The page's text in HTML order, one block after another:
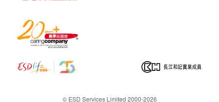
© ESD Services Limited 2000-2026